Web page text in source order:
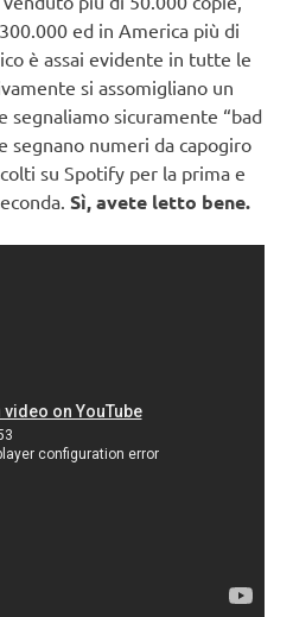
ed in America più di
è assai evidente in tutte le
si assomigliano un
segnaliamo sicuramente “bad
segnano numeri da capogiro
su Spotify per la prima e
Sì, avete letto bene.